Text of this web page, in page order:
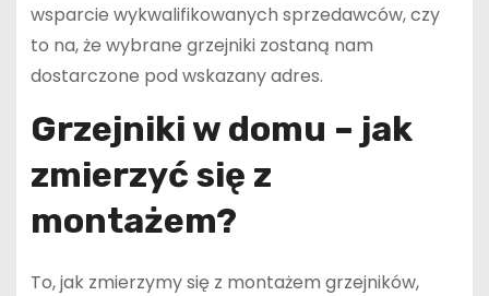
wsparcie wykwalifikowanych sprzedawców, czy
to na, że wybrane grzejniki zostaną nam
dostarczone pod wskazany adres.
Grzejniki w domu – jak
zmierzyć się z
montażem?
To, jak zmierzymy się z montażem grzejników,